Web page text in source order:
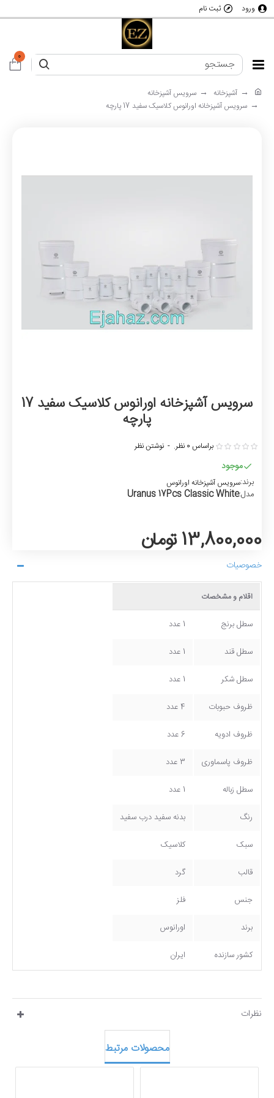
ورود ثبت نام
0
آشپزخانه
سرویس آشپزخانه
سرویس آشپزخانه اورانوس کلاسیک سفید 17 پارچه
سرویس آشپزخانه اورانوس کلاسیک سفید 17
پارچه
موجود
برند:سرویس آشپزخانه اورانوس
مدل:Uranus 17Pcs Classic White
براساس 0 نظر. - نوشتن نظر
13,800,000 تومان
خصوصیات
اقلام و مشخصات
سطل برنج 1 عدد
سطل قند 1 عدد
سطل شکر 1 عدد
ظروف حبوبات 4 عدد
ظروف ادویه 6 عدد
ظروف پاسماوری 3 عدد
سطل زباله 1 عدد
رنگ بدنه سفید درب سفید
سبک کلاسیک
قالب گرد
جنس فلز
برند اورانوس
کشور سازنده ایران
نظرات
محصولات مرتبط